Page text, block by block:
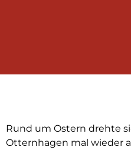
Rund um Ostern drehte
Otternhagen mal wieder